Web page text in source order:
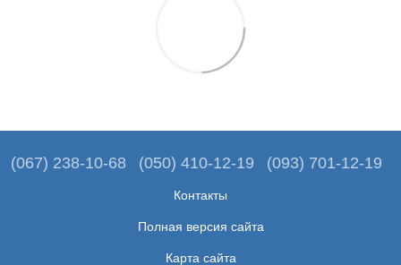
(067) 238-10-68 (050) 410-12-19 (093) 701-12-19
Контакты
Полная версия сайта
Карта сайта